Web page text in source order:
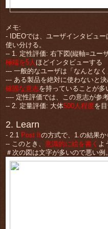
メモ:
- IDEOでは、ユーザインタビュ
使い分ける。
-- 1. 定性評価: 右下図(縦軸=ユー
極端を5人ほどインタビューする
--- 一般的なユーザは「なんとなく
--- ある製品を絶対に使わないと
確固な意志を持っていることが多
---- 定性評価では、この意志が参考
-- 2. 定量評価: 大体500人程度を
2. Learn
- 2.1 Post Itの方式で、1.の結果
-- このとき、 意識的に絵を書く よ
＃次の図は文字が多いので悪い例。